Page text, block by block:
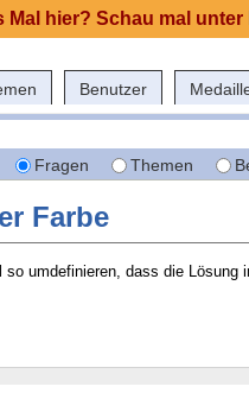
Benutzer
Fragen Themen
Farbe
so umdefinieren, dass die Lösung
Mal hier? Schau mal unter